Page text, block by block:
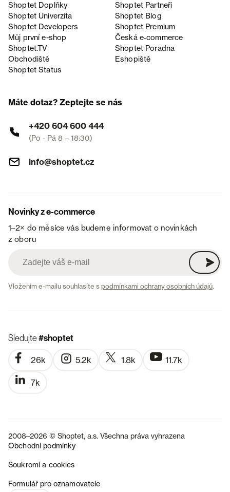
Shoptet Doplňky
Shoptet Partneři
Shoptet Univerzita
Shoptet Blog
Shoptet Developers
Shoptet Premium
Můj první e-shop
Česká e‑commerce
Shoptet.TV
Shoptet Poradna
Obchodiště
Eshopiště
Shoptet Status
Máte dotaz? Zeptejte se nás
+420 604 600 444
(Po - Pá 8 – 18:30)
info@shoptet.cz
Novinky z e-commerce
1–2× do měsíce vás budeme informovat o novinkách
z oboru
Vložením e-mailu souhlasíte spodmínkami ochrany osobních údajů.
Sledujte#shoptet
26k 5.2k 1.8k 11.7k
7k
2008–2026 © Shoptet, a.s. Všechna práva vyhrazena
Obchodní podmínky
Soukromí a cookies
Formulář pro oznamovatele